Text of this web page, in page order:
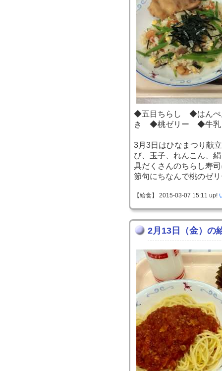
◆五目ちらし ◆はんぺ
き ◆桃ゼリー ◆牛乳
3月3日はひなまつり献
び、玉子、れんこん、
具だくさんのちらし寿
節句にちなんで桃のゼ
【給食】 2015-03-07 15:11 up!
2月13日（金）の